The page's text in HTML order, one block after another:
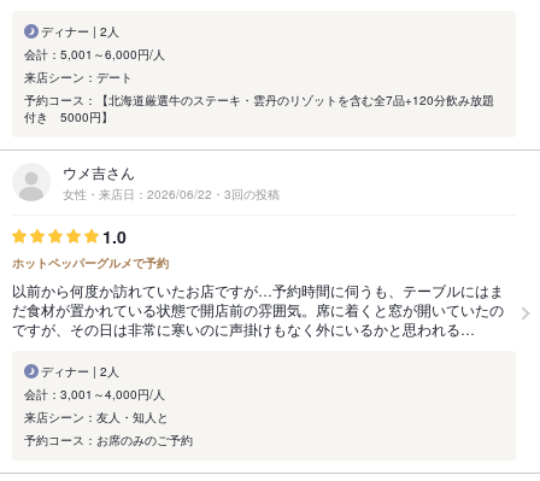
ディナー | 2人
会計：5,001～6,000円/人
来店シーン：デート
予約コース：【北海道厳選牛のステーキ・雲丹のリゾットを含む全7品+120分飲み放題
付き 5000円】
ウメ吉さん
女性・来店日：2026/06/22・3回の投稿
1.0
ホットペッパーグルメで予約
以前から何度か訪れていたお店ですが…予約時間に伺うも、テーブルにはま
だ食材が置かれている状態で開店前の雰囲気。席に着くと窓が開いていたの
ですが、その日は非常に寒いのに声掛けもなく外にいるかと思われる…
ディナー | 2人
会計：3,001～4,000円/人
来店シーン：友人・知人と
予約コース：お席のみのご予約